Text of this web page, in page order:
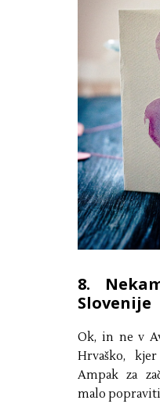
8.
Slovenije
Ok, in ne v
Hrvaško,
Ampak za
malo popraviti